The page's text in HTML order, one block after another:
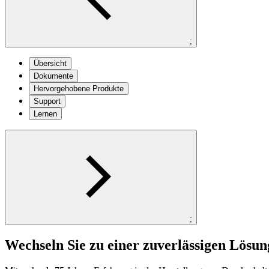
;
Übersicht
Dokumente
Hervorgehobene Produkte
Support
Lernen
;
Wechseln Sie zu einer zuverlässigen